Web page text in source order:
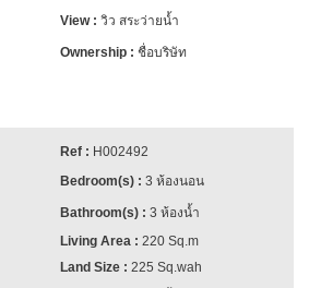
วิว สระว่ายน้ำ
ชื่อบริษัท
H002492
3 ห้องนอน
3 ห้องน้ำ
220 Sq.m
225 Sq.wah